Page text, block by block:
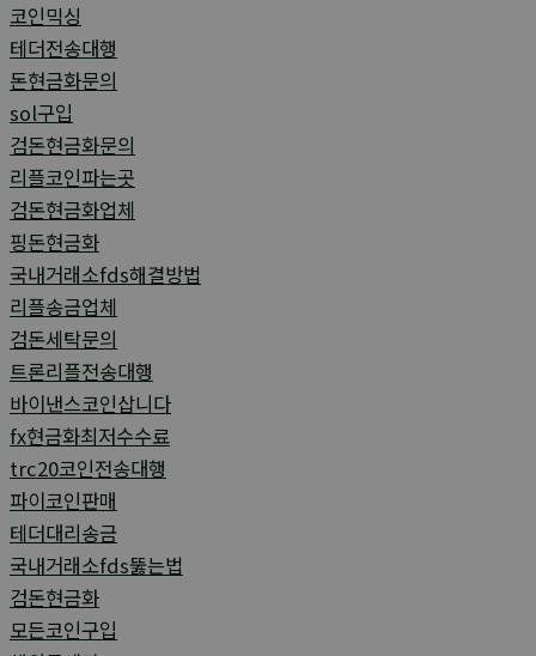
코인믹싱
테더전송대행
돈현금화문의
sol구입
검돈현금화문의
리플코인파는곳
검돈현금화업체
핑돈현금화
국내거래소fds해결방법
리플송금업체
검돈세탁문의
트론리플전송대행
바이낸스코인삽니다
fx현금화최저수수료
trc20코인전송대행
파이코인판매
테더대리송금
국내거래소fds뚫는법
검돈현금화
모든코인구입